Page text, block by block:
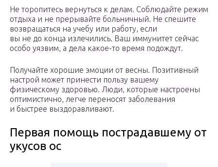
Не торопитесь вернуться к делам. Соблюдайте режим
отдыха и не прерывайте больничный. Не спешите
возвращаться на учебу или работу, если
вы не до конца излечились. Ваш иммунитет сейчас
особо уязвим, а дела какое-то время подождут.
Получайте хорошие эмоции от весны. Позитивный
настрой может принести пользу вашему
физическому здоровью. Люди, которые настроены
оптимистично, легче переносят заболевания
и быстрее выздоравливают.
Первая помощь пострадавшему от
укусов ос